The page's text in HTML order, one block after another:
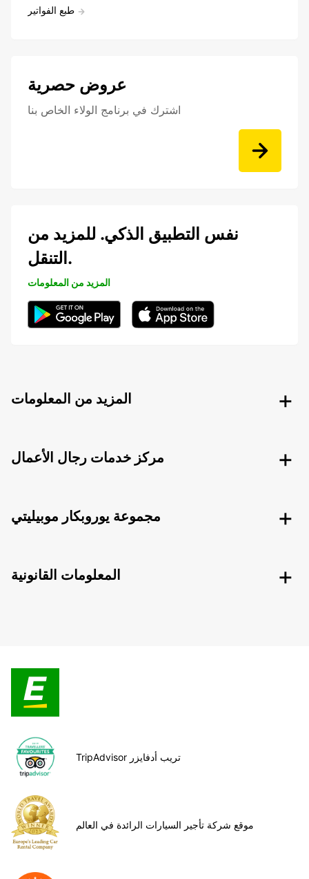
طبع الفواتير
عروض حصرية
اشترك في برنامج الولاء الخاص بنا
نفس التطبيق الذكي. للمزيد من
التنقل.
المزيد من المعلومات
المزيد من المعلومات
مركز خدمات رجال الأعمال
مجموعة يوروبكار موبيليتي
المعلومات القانونية
TripAdvisor تريب أدفايزر
موقع شركة تأجير السيارات الرائدة في العالم